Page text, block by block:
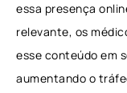
essa presença
relevante, os
esse conteúdo em
aumentando o